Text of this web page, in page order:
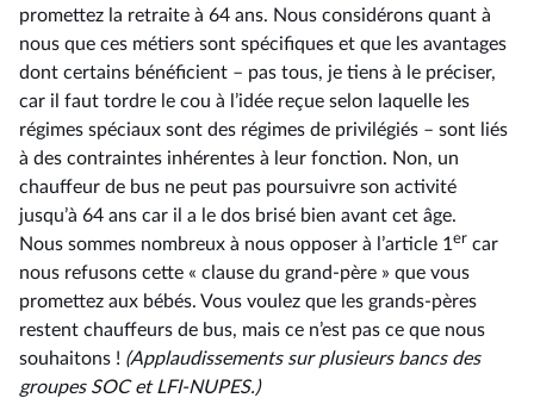
promettez la retraite à 64 ans. Nous considérons quant à
nous que ces métiers sont spécifiques et que les avantages
dont certains bénéficient –⁠ pas tous, je tiens à le préciser,
car il faut tordre le cou à l’idée reçue selon laquelle les
régimes spéciaux sont des régimes de privilégiés – sont liés
à des contraintes inhérentes à leur fonction. Non, un
chauffeur de bus ne peut pas poursuivre son activité
jusqu’à 64 ans car il a le dos brisé bien avant cet âge.
Nous sommes nombreux à nous opposer à l’article 1 er car
nous refusons cette « clause du grand-père » que vous
promettez aux bébés. Vous voulez que les grands-pères
restent chauffeurs de bus, mais ce n’est pas ce que nous
souhaitons ! (Applaudissements sur plusieurs bancs des
groupes SOC et LFI-NUPES.)